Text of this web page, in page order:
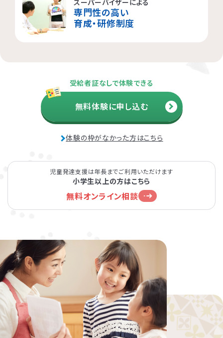
専門性の高い
育成・研修制度
受給者証なしで体験できる
無料体験に申し込む
体験の枠がなかった方はこちら
児童発達支援は年長までご利用いただけます
小学生以上の方はこちら
無料オンライン相談
相模原市